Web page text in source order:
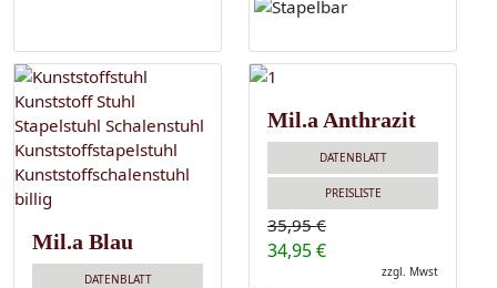
Mil.a Blau
DATENBLATT
Mil.a Anthrazit
DATENBLATT
PREISLISTE
35,95 €
34,95 €
zzgl. Mwst